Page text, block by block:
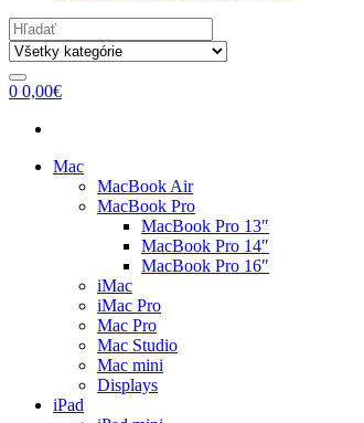
Search
for:
0 0,00€
Mac
MacBook Air
MacBook Pro
MacBook Pro 13″
MacBook Pro 14″
MacBook Pro 16″
iMac
iMac Pro
Mac Pro
Mac Studio
Mac mini
Displays
iPad